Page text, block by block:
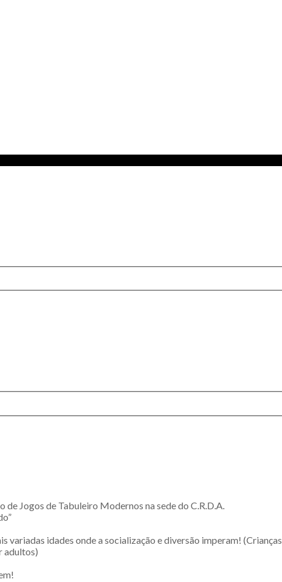
de Jogos de Tabuleiro Modernos na sede do C.R.D.A.
variadas idades onde a socialização e diversão imperam! (Crianças
adultos)